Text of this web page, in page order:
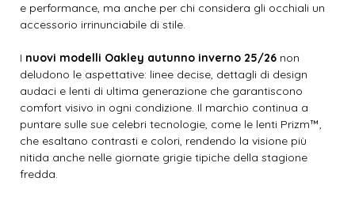
e performance, ma anche per chi considera gli occhiali un
accessorio irrinunciabile di stile.
I nuovi modelli Oakley autunno inverno 25/26 non
deludono le aspettative: linee decise, dettagli di design
audaci e lenti di ultima generazione che garantiscono
comfort visivo in ogni condizione. Il marchio continua a
puntare sulle sue celebri tecnologie, come le lenti Prizm™,
che esaltano contrasti e colori, rendendo la visione più
nitida anche nelle giornate grigie tipiche della stagione
fredda.